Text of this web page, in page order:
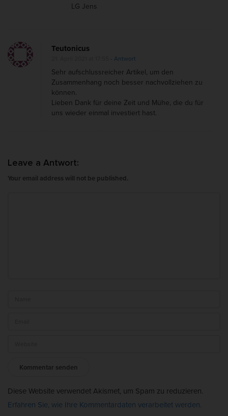
i
h
LG Jens
Teutonicus
- Antwort
Sehr aufschlussreicher Artikel, um den
Zusammenhang noch besser nachvollziehen zu
können.
Lieben Dank für deine Zeit und Mühe, die du für
uns wieder einmal investiert hast.
Leave a Antwort:
Your email address will not be published.
Diese Website verwendet Akismet, um Spam zu reduzieren.
Erfahren Sie, wie Ihre Kommentardaten verarbeitet werden.